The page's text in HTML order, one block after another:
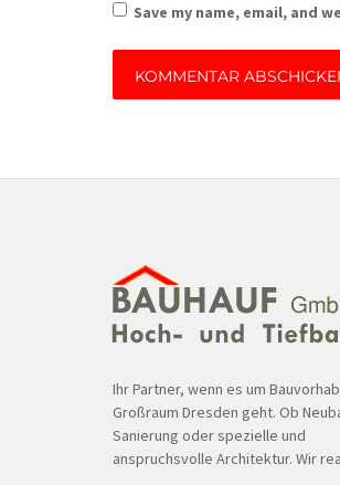
Save my name, email, and
Ihr Partner, wenn es um
Großraum Dresden geht. Ob
Sanierung oder spezielle und
anspruchsvolle Architektur. Wir